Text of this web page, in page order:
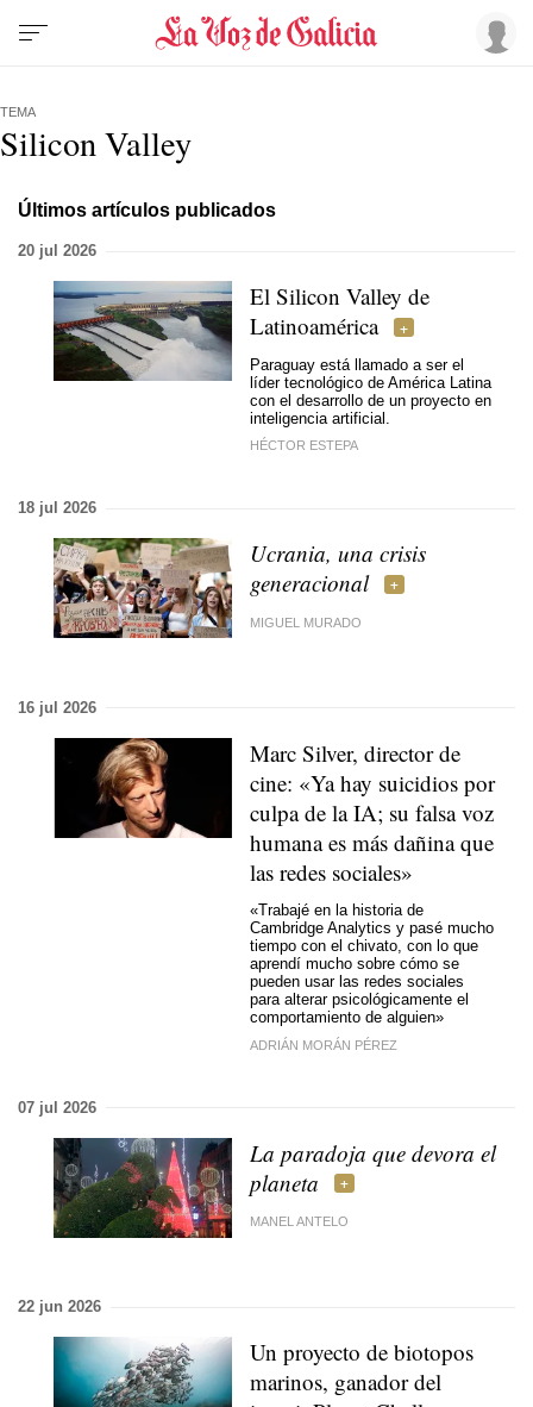
TEMA
Silicon Valley
Últimos artículos publicados
20 jul 2026
El Silicon Valley de
Latinoamérica
Paraguay está llamado a ser el
líder tecnológico de América Latina
con el desarrollo de un proyecto en
inteligencia artificial.
HÉCTOR ESTEPA
18 jul 2026
Ucrania, una crisis
generacional
MIGUEL MURADO
16 jul 2026
Marc Silver, director de
cine: «Ya hay suicidios por
culpa de la IA; su falsa voz
humana es más dañina que
las redes sociales»
«Trabajé en la historia de
Cambridge Analytics y pasé mucho
tiempo con el chivato, con lo que
aprendí mucho sobre cómo se
pueden usar las redes sociales
para alterar psicológicamente el
comportamiento de alguien»
ADRIÁN MORÁN PÉREZ
07 jul 2026
La paradoja que devora el
planeta
MANEL ANTELO
22 jun 2026
Un proyecto de biotopos
marinos, ganador del